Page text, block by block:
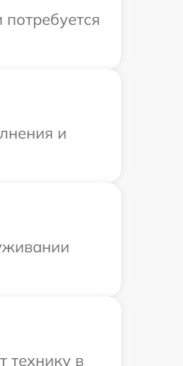
и
технику в